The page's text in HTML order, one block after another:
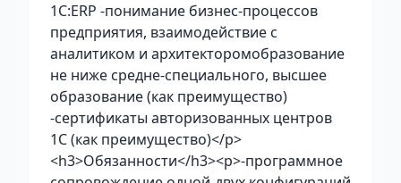
1С:ERP -понимание бизнес-процессов
предприятия, взаимодействие с
аналитиком и архитекторомобразование
не ниже средне-специального, высшее
образование (как преимущество)
-сертификаты авторизованных центров
1С (как преимущество)</p>
<h3>Обязанности</h3><p>-программное